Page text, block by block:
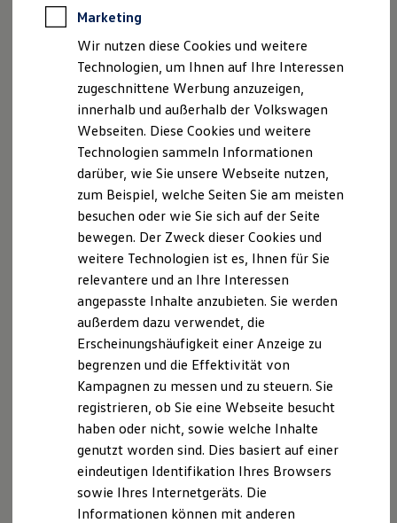
Rekuperation
Laden unterwegs
Laden Zuhause
Ladestationen finden
Ladezeitensimulator
Batterie
Sicherheit
Nachhaltigkeit
Technologie
Kosten und Kauf
Verbrauchskosten
Kaufoptionen
E-Auto-Förderung
Software und Konnektivität
Die ID. Software 6
ID. Software Versionen und Updates
Digitale Extras
Schnittstellen zu Ihrem ID.
Marke und Erlebnis
Volkswagen R und R Experience
R-Modelle
R Experience
Driving Experience
Volkswagen entdecken
Werkbesichtigung
Lifestyle Shop
T-Roc Kollektion
Golf Kollektion
Lizenzhinweise Dritter
Produktsicherheitsinformationen
Vertrag Widerrufen
Disclaimer von Volkswagen AG
Die in dieser Darstellung gezeigten Fahrzeuge und
Ausstattungen können in einzelnen Details vom aktuellen
deutschen Lieferprogramm abweichen. Abgebildet sind
teilweise Sonderausstattungen der Fahrzeuge gegen
Bitte beachten Sie auch unseren Konfigurator für eine
Übersicht der aktuell verfügbaren Modelle und Ausstattungen.
Die angegebenen Verbrauchs- und Emissionswerte beziehen
sich nicht auf ein einzelnes Fahrzeug und sind nicht Bestandteil
des Angebots, sondern dienen allein Vergleichszwecken
zwischen den verschiedenen Fahrzeugtypen.
Zusatzausstattungen undZubehör(Anbauteile, Reifenformat
usw.) können relevante Fahrzeugparameter, wie z. B.
Rollwiderstand und Aerodynamik verändern und neben
Witterungs- und Verkehrsbedingungen sowie dem
individuellen Fahrverhalten den Kraftstoffverbrauch, den
Stromverbrauch, die CO₂-Emissionen und die
Fahrleistungswerte eines Fahrzeugs beeinflussen.
Marketing
Wir nutzen diese Cookies und weitere
Technologien, um Ihnen auf Ihre Interessen
zugeschnittene Werbung anzuzeigen,
innerhalb und außerhalb der Volkswagen
Webseiten. Diese Cookies und weitere
Technologien sammeln Informationen
darüber, wie Sie unsere Webseite nutzen,
zum Beispiel, welche Seiten Sie am meisten
besuchen oder wie Sie sich auf der Seite
bewegen. Der Zweck dieser Cookies und
weitere Technologien ist es, Ihnen für Sie
relevantere und an Ihre Interessen
angepasste Inhalte anzubieten. Sie werden
außerdem dazu verwendet, die
Erscheinungshäufigkeit einer Anzeige zu
begrenzen und die Effektivität von
Kampagnen zu messen und zu steuern. Sie
registrieren, ob Sie eine Webseite besucht
haben oder nicht, sowie welche Inhalte
genutzt worden sind. Dies basiert auf einer
eindeutigen Identifikation Ihres Browsers
sowie Ihres Internetgeräts. Die
Informationen können mit anderen